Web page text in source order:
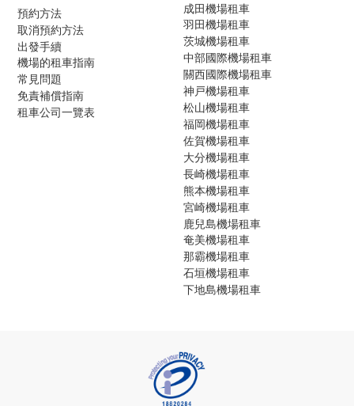
預約方法
取消預約方法
出發手續
機場的租車指南
常見問題
免責補償指南
租車公司一覽表
成田機場租車
羽田機場租車
茨城機場租車
中部國際機場租車
關西國際機場租車
神戸機場租車
松山機場租車
福岡機場租車
佐賀機場租車
大分機場租車
長崎機場租車
熊本機場租車
宮崎機場租車
鹿兒島機場租車
奄美機場租車
那霸機場租車
石垣機場租車
下地島機場租車